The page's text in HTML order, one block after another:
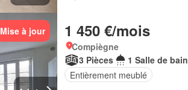
Mise à jour 1 450 €/mois
Compiègne
3 Pièces
1 Salle de bain
Entièrement meublé